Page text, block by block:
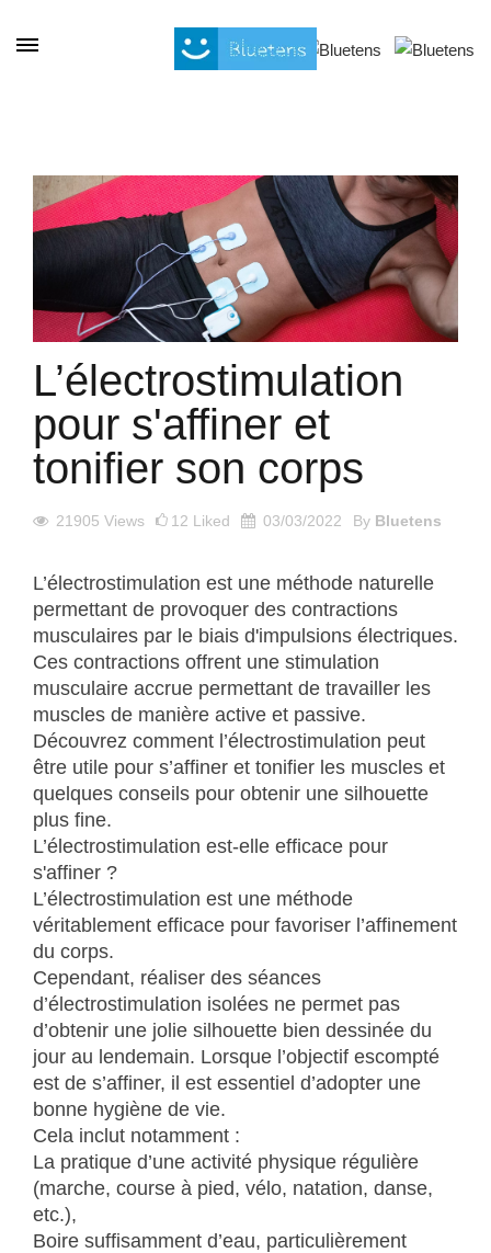
L’électrostimulation
pour s'affiner et
tonifier son corps
21905 Views 12 Liked 03/03/2022 By Bluetens
L’électrostimulation est une méthode naturelle
permettant de provoquer des contractions
musculaires par le biais d'impulsions électriques.
Ces contractions offrent une stimulation
musculaire accrue permettant de travailler les
muscles de manière active et passive.
Découvrez comment l’électrostimulation peut
être utile pour s’affiner et tonifier les muscles et
quelques conseils pour obtenir une silhouette
plus fine.
L’électrostimulation est-elle efficace pour
s'affiner ?
L’électrostimulation est une méthode
véritablement efficace pour favoriser l’affinement
du corps.
Cependant, réaliser des séances
d’électrostimulation isolées ne permet pas
d’obtenir une jolie silhouette bien dessinée du
jour au lendemain. Lorsque l’objectif escompté
est de s’affiner, il est essentiel d’adopter une
bonne hygiène de vie.
Cela inclut notamment :
La pratique d’une activité physique régulière
(marche, course à pied, vélo, natation, danse,
etc.),
Boire suffisamment d’eau, particulièrement